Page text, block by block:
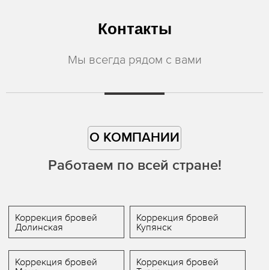
Контакты
Мы всегда рядом с вами
О КОМПАНИИ
Работаем по всей стране!
Коррекция бровей
Долинская
Коррекция бровей
Купянск
Коррекция бровей
Коррекция бровей